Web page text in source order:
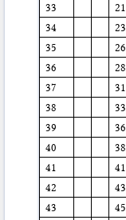
33
21
34
23
35
26
36
28
37
31
38
33
39
36
40
38
41
41
42
43
43
45